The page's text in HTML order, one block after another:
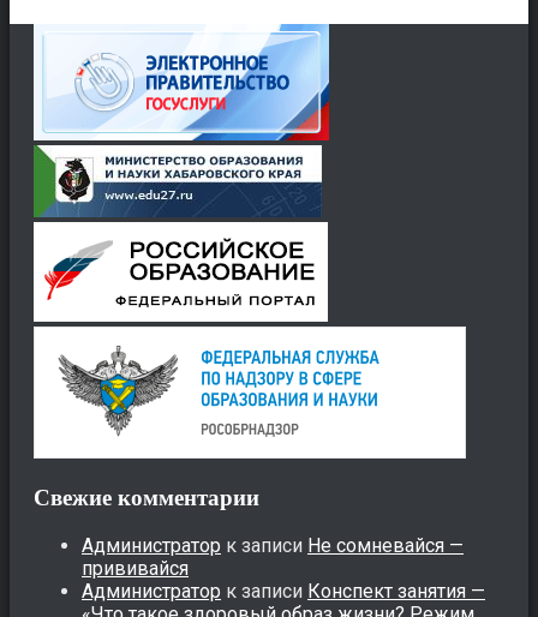
Свежие комментарии
Администратор к записи Не сомневайся —
прививайся
Администратор к записи Конспект занятия —